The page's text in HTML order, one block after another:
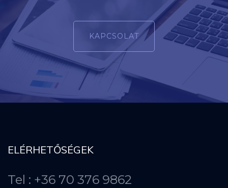
KAPCSOLAT
ELÉRHETŐSÉGEK
Tel : +36 70 376 9862